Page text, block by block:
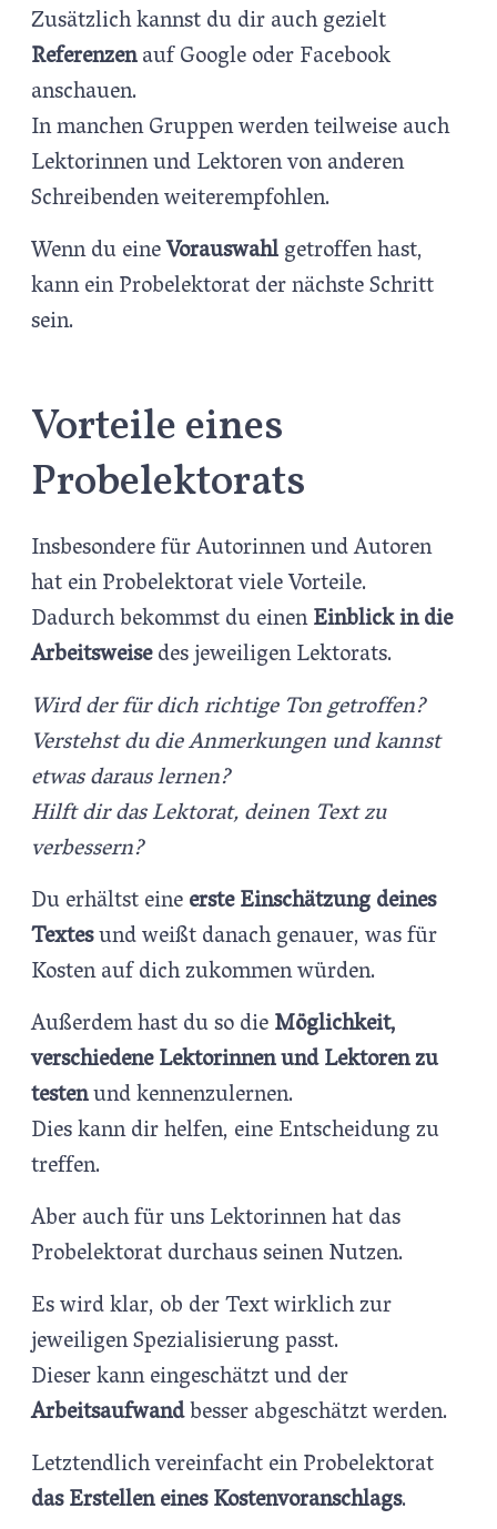
Zusätzlich kannst du dir auch gezielt
Referenzenauf Google oder Facebook
anschauen.
In manchen Gruppen werden teilweise auch
Lektorinnen und Lektoren von anderen
Schreibenden weiterempfohlen.
Wenn du eineVorauswahlgetroffen hast,
kann ein Probelektorat der nächste Schritt
sein.
Vorteile eines
Probelektorats
Insbesondere für Autorinnen und Autoren
hat ein Probelektorat viele Vorteile.
Dadurch bekommst du einenEinblick in die
Arbeitsweisedes jeweiligen Lektorats.
Wird der für dich richtige Ton getroffen?
Verstehst du die Anmerkungen und kannst
etwas daraus lernen?
Hilft dir das Lektorat, deinen Text zu
verbessern?
Du erhältst eineerste Einschätzung deines
Textesund weißt danach genauer, was für
Kosten auf dich zukommen würden.
Außerdem hast du so dieMöglichkeit,
verschiedene Lektorinnen und Lektoren zu
testenund kennenzulernen.
Dies kann dir helfen, eine Entscheidung zu
treffen.
Aber auch für uns Lektorinnen hat das
Probelektorat durchaus seinen Nutzen.
Es wird klar, ob der Text wirklich zur
jeweiligen Spezialisierung passt.
Dieser kann eingeschätzt und der
Arbeitsaufwandbesser abgeschätzt werden.
Letztendlich vereinfacht ein Probelektorat
das Erstellen eines Kostenvoranschlags.